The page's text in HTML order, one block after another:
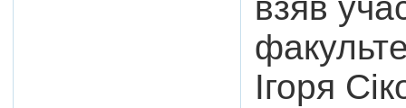
взяв
Ігоря